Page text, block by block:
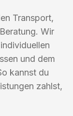
Transport,
Wir
und dem
kannst du
zahlst,